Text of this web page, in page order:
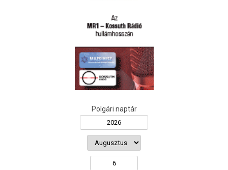
Polgári naptár